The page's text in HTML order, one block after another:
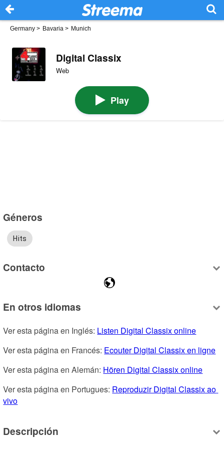
Germany > Bavaria > Munich
Digital Classix
Web
Play
Géneros
Hits
Contacto
En otros idiomas
Ver esta página en Inglés: Listen Digital Classix online
Ver esta página en Francés: Ecouter Digital Classix en ligne
Ver esta página en Alemán: Hören Digital Classix online
Ver esta página en Portugues: Reproduzir Digital Classix ao
vivo
Descripción